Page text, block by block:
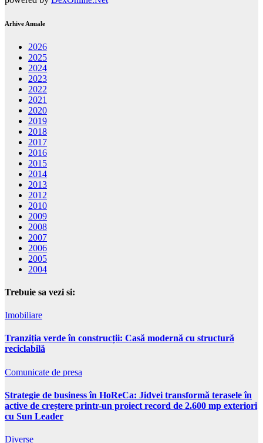
Arhive Anuale
2026
2025
2024
2023
2022
2021
2020
2019
2018
2017
2016
2015
2014
2013
2012
2010
2009
2008
2007
2006
2005
2004
Trebuie sa vezi si:
Imobiliare
Tranziția verde în construcții: Casă modernă cu structură
reciclabilă
Comunicate de presa
Strategie de business în HoReCa: Jidvei transformă terasele în
active de creștere printr-un proiect record de 2.600 mp exteriori
cu Sun Leader
Diverse